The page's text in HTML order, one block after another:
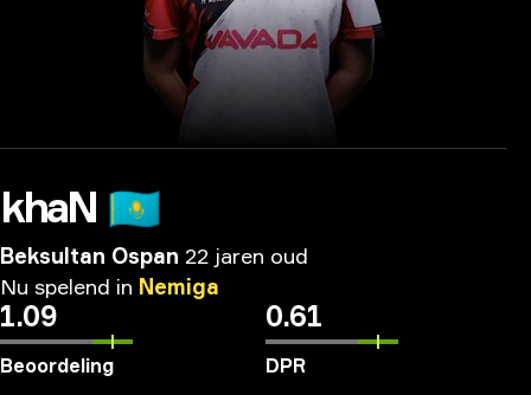
khaN 🇰🇿
Beksultan Ospan 22 jaren oud
Nu spelend in Nemiga
1.09
Beoordeling
0.61
DPR